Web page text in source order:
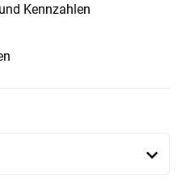
Kennzahlen